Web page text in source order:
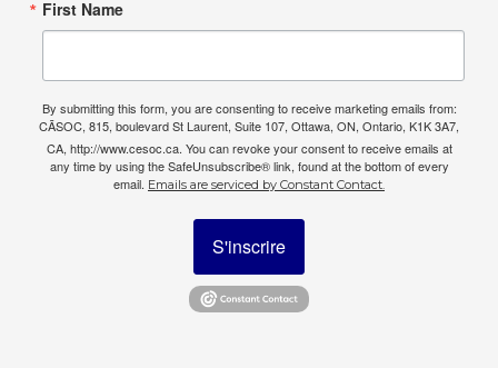
First Name
By submitting this form, you are consenting to receive marketing emails from:
CÃSOC, 815, boulevard St Laurent, Suite 107, Ottawa, ON, Ontario, K1K 3A7,
CA, http://www.cesoc.ca. You can revoke your consent to receive emails at
any time by using the SafeUnsubscribe® link, found at the bottom of every
email. Emails are serviced by Constant Contact.
S'inscrire